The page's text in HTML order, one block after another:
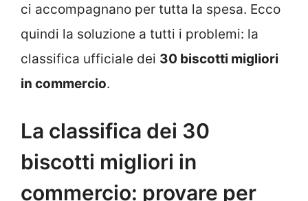
ci accompagnano per tutta la spesa. Ecco
quindi la soluzione a tutti i problemi: la
classifica ufficiale dei 30 biscotti migliori
in commercio.
La classifica dei 30
biscotti migliori in
commercio: provare per